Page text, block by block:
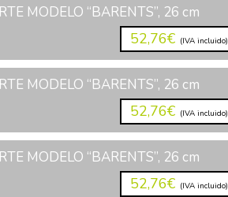
MODELO “BARENTS”, 26 cm
52,76€ (IVA incluido)
MODELO “BARENTS”, 26 cm
52,76€ (IVA incluido)
MODELO “BARENTS”, 26 cm
52,76€ (IVA incluido)